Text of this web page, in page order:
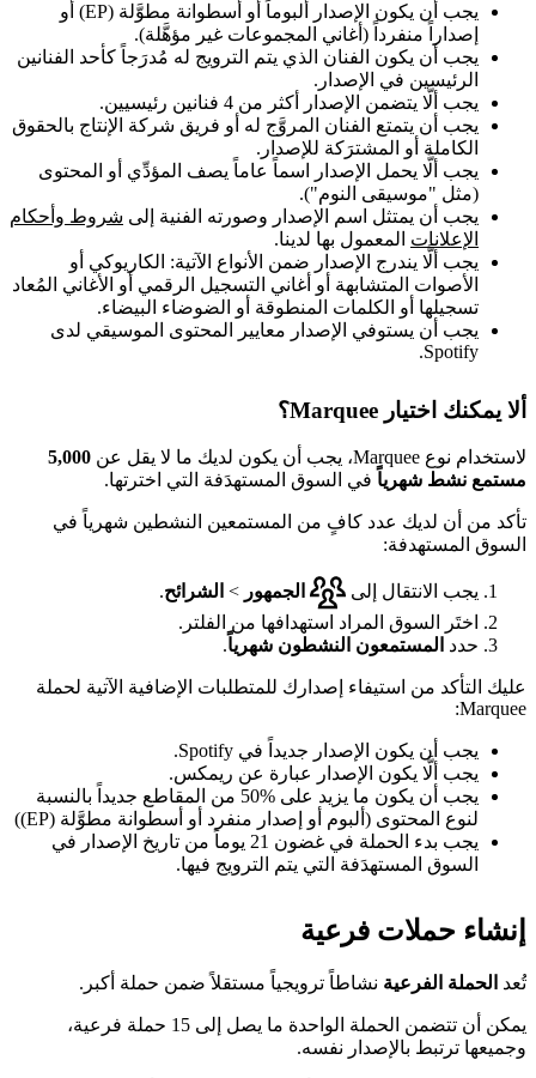
يجب أن يكون الإصدار ألبوماً أو أسطوانة مطوَّلة (EP) أو
إصداراً منفرداً (أغاني المجموعات غير مؤهَّلة).
يجب أن يكون الفنان الذي يتم الترويج له مُدرَجاً كأحد الفنانين
الرئيسين في الإصدار.
يجب ألَّا يتضمن الإصدار أكثر من 4 فنانين رئيسيين.
يجب أن يتمتع الفنان المروَّج له أو فريق شركة الإنتاج بالحقوق
الكاملة أو المشترَكة للإصدار.
يجب ألَّا يحمل الإصدار اسماً عاماً يصف المؤدِّي أو المحتوى
(مثل "موسيقى النوم").
يجب أن يمتثل اسم الإصدار وصورته الفنية إلى شروط وأحكام
الإعلانات المعمول بها لدينا.
يجب ألَّا يندرج الإصدار ضمن الأنواع الآتية: الكاريوكي أو
الأصوات المتشابهة أو أغاني التسجيل الرقمي أو الأغاني المُعاد
تسجيلها أو الكلمات المنطوقة أو الضوضاء البيضاء.
يجب أن يستوفي الإصدار معايير المحتوى الموسيقي لدى
Spotify.
ألا يمكنك اختيار Marquee؟
لاستخدام نوع Marquee، يجب أن يكون لديك ما لا يقل عن
5,000
مستمع نشط شهرياً في السوق المستهدَفة التي اخترتها.
تأكد من أن لديك عدد كافٍ من المستمعين النشطين شهرياً في
السوق المستهدفة:
يجب الانتقال إلى الجمهور > الشرائح.
اختَر السوق المراد استهدافها من الفلتر.
حدد المستمعون النشطون شهرياً.
عليك التأكد من استيفاء إصدارك للمتطلبات الإضافية الآتية لحملة
Marquee:
يجب أن يكون الإصدار جديداً في Spotify.
يجب ألَّا يكون الإصدار عبارة عن ريمكس.
يجب أن يكون ما يزيد على %50 من المقاطع جديداً بالنسبة
لنوع المحتوى (ألبوم أو إصدار منفرد أو أسطوانة مطوَّلة (EP))
يجب بدء الحملة في غضون 21 يوماً من تاريخ الإصدار في
السوق المستهدَفة التي يتم الترويج فيها.
إنشاء حملات فرعية
تُعد الحملة الفرعية نشاطاً ترويجياً مستقلاً ضمن حملة أكبر.
يمكن أن تتضمن الحملة الواحدة ما يصل إلى 15 حملة فرعية،
وجميعها ترتبط بالإصدار نفسه.